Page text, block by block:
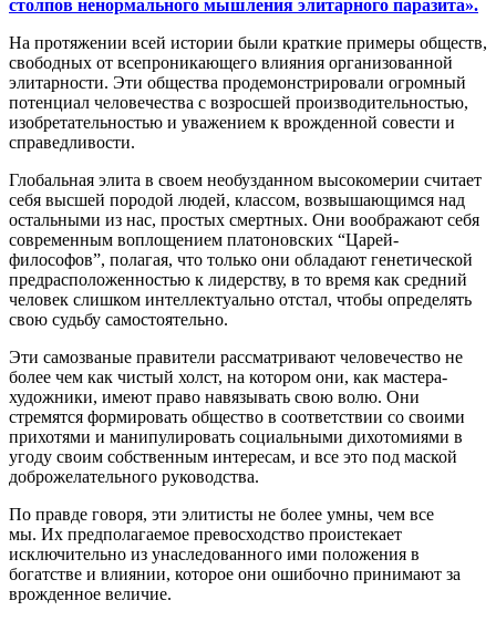
столпов ненормального мышления элитарного паразита».
На протяжении всей истории были краткие примеры обществ,
свободных от всепроникающего влияния организованной
элитарности. Эти общества продемонстрировали огромный
потенциал человечества с возросшей производительностью,
изобретательностью и уважением к врожденной совести и
справедливости.
Глобальная элита в своем необузданном высокомерии считает
себя высшей породой людей, классом, возвышающимся над
остальными из нас, простых смертных. Они воображают себя
современным воплощением платоновских “Царей-
философов”, полагая, что только они обладают генетической
предрасположенностью к лидерству, в то время как средний
человек слишком интеллектуально отстал, чтобы определять
свою судьбу самостоятельно.
Эти самозваные правители рассматривают человечество не
более чем как чистый холст, на котором они, как мастера-
художники, имеют право навязывать свою волю. Они
стремятся формировать общество в соответствии со своими
прихотями и манипулировать социальными дихотомиями в
угоду своим собственным интересам, и все это под маской
доброжелательного руководства.
По правде говоря, эти элитисты не более умны, чем все
мы. Их предполагаемое превосходство проистекает
исключительно из унаследованного ими положения в
богатстве и влиянии, которое они ошибочно принимают за
врожденное величие.